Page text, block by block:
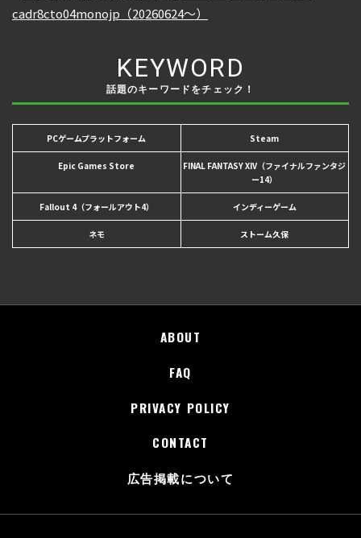
KEYWORD
話題のキーワードをチェック！
PCゲームプラットフォーム Steam
Epic Games Store
FINAL FANTASY XIV（ファイナルファンタジ
ー14）
Fallout 4（フォールアウト4） インディーゲーム
ネモ ストーム久保
ABOUT
FAQ
PRIVACY POLICY
CONTACT
広告掲載について